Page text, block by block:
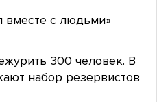
вместе с людьми»
300 человек. В
набор резервистов